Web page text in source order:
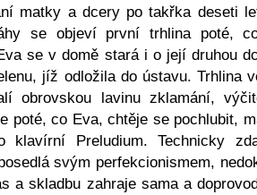
matky a dcery po takřka deseti
se objeví první trhlina poté,
se v domě stará i o její druhou
jíž odložila do ústavu. Trhlina
obrovskou lavinu zklamání,
poté, co Eva, chtěje se pochlubit,
klavírní Preludium. Technicky
svým perfekcionismem,
a skladbu zahraje sama a